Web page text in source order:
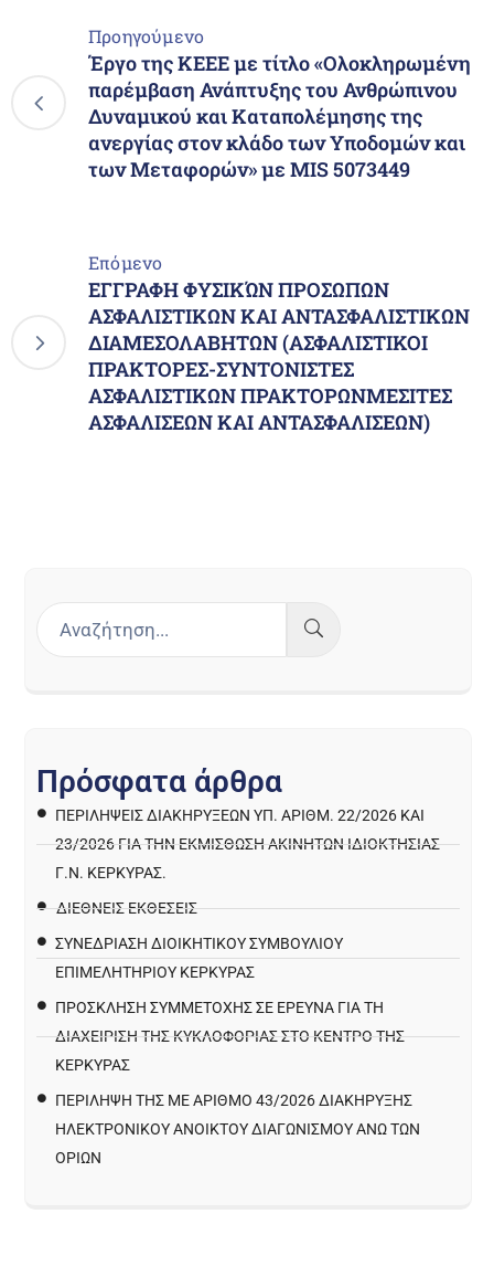
Προηγούμενο
Έργο της ΚΕΕΕ με τίτλο «Ολοκληρωμένη
παρέμβαση Ανάπτυξης του Ανθρώπινου
Δυναμικού και Καταπολέμησης της
ανεργίας στον κλάδο των Υποδομών και
των Μεταφορών» με MIS 5073449
Επόμενο
ΕΓΓΡΑΦΗ ΦΥΣΙΚΏΝ ΠΡΟΣΩΠΩΝ
ΑΣΦΑΛΙΣΤΙΚΩΝ ΚΑΙ ΑΝΤΑΣΦΑΛΙΣΤΙΚΩΝ
ΔΙΑΜΕΣΟΛΑΒΗΤΩΝ (ΑΣΦΑΛΙΣΤΙΚΟΙ
ΠΡΑΚΤΟΡΕΣ-ΣΥΝΤΟΝΙΣΤΕΣ
ΑΣΦΑΛΙΣΤΙΚΩΝ ΠΡΑΚΤΟΡΩΝΜΕΣΙΤΕΣ
ΑΣΦΑΛΙΣΕΩΝ ΚΑΙ ΑΝΤΑΣΦΑΛΙΣΕΩΝ)
Πρόσφατα άρθρα
ΠΕΡΙΛΉΨΕΙΣ ΔΙΑΚΗΡΎΞΕΩΝ ΥΠ. ΑΡΙΘΜ. 22/2026 ΚΑΙ
23/2026 ΓΙΑ ΤΗΝ ΕΚΜΊΣΘΩΣΗ ΑΚΙΝΉΤΩΝ ΙΔΙΟΚΤΗΣΊΑΣ
Γ.Ν. ΚΈΡΚΥΡΑΣ.
ΔΙΕΘΝΕΙΣ ΕΚΘΕΣΕΙΣ
ΣΥΝΕΔΡΙΑΣΗ ΔΙΟΙΚΗΤΙΚΟΥ ΣΥΜΒΟΥΛΙΟΥ
ΕΠΙΜΕΛΗΤΗΡΙΟΥ ΚΕΡΚΥΡΑΣ
ΠΡΌΣΚΛΗΣΗ ΣΥΜΜΕΤΟΧΉΣ ΣΕ ΈΡΕΥΝΑ ΓΙΑ ΤΗ
ΔΙΑΧΕΊΡΙΣΗ ΤΗΣ ΚΥΚΛΟΦΟΡΊΑΣ ΣΤΟ ΚΈΝΤΡΟ ΤΗΣ
ΚΈΡΚΥΡΑΣ
ΠΕΡΙΛΗΨΗ ΤΗΣ ΜΕ ΑΡΙΘΜΟ 43/2026 ΔΙΑΚΗΡΥΞΗΣ
ΗΛΕΚΤΡΟΝΙΚΟΥ ΑΝΟΙΚΤΟΥ ΔΙΑΓΩΝΙΣΜΟΥ ΑΝΩ ΤΩΝ
ΟΡΙΩΝ